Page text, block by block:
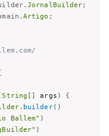
.JornalBuilder;
. Artigo ;
String [ ] args )
{
. builder( )
Ballem" )
)